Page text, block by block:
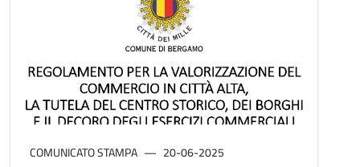
COMUNICATO STAMPA 20-06-2025